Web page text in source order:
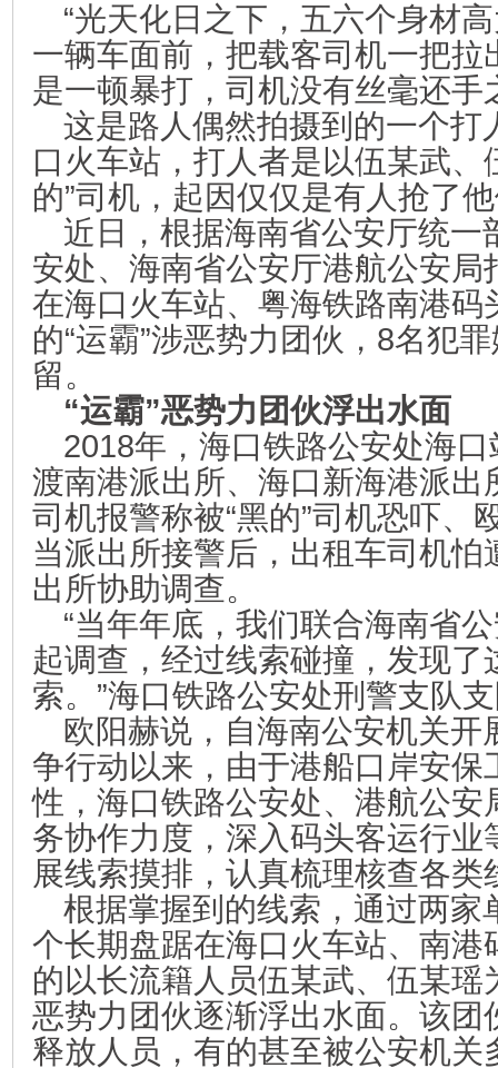
“光天化日之下，五六个身材
一辆车面前，把载客司机一把拉
是一顿暴打，司机没有丝毫还
这是路人偶然拍摄到的一个打
口火车站，打人者是以伍某武、
的”司机，起因仅仅是有人抢了
近日，根据海南省公安厅统一
安处、海南省公安厅港航公安局
在海口火车站、粤海铁路南港码
的“运霸”涉恶势力团伙，8名犯
留。
“运霸”恶势力团伙浮出水面
2018年，海口铁路公安处海
渡南港派出所、海口新海港派出
司机报警称被“黑的”司机恐吓、
当派出所接警后，出租车司机怕
出所协助调查。
“当年年底，我们联合海南省
起调查，经过线索碰撞，发现了
索。”海口铁路公安处刑警支队
欧阳赫说，自海南公安机关开
争行动以来，由于港船口岸安保
性，海口铁路公安处、港航公安
务协作力度，深入码头客运行业
展线索摸排，认真梳理核查各类
根据掌握到的线索，通过两家
个长期盘踞在海口火车站、南港
的以长流籍人员伍某武、伍某瑶
恶势力团伙逐渐浮出水面。该团
释放人员，有的甚至被公安机关